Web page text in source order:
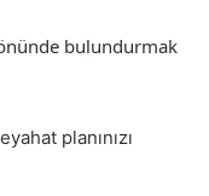
önünde bulundurmak
planınızı